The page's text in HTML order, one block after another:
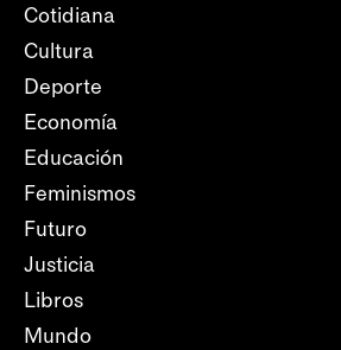
Cotidiana
Cultura
Deporte
Economía
Educación
Feminismos
Futuro
Justicia
Libros
Mundo